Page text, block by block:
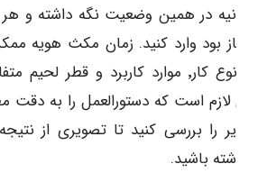
دو ثانیه در همین وضعیت نگه داشته و
نیاز بود وارد کنید. زمان مکث هویه
اساس نوع کار٬ موارد کاربرد و قطر
لازم است که دستورالعمل را به دقت
را بررسی کنید تا تصویری از
داشته باشید.